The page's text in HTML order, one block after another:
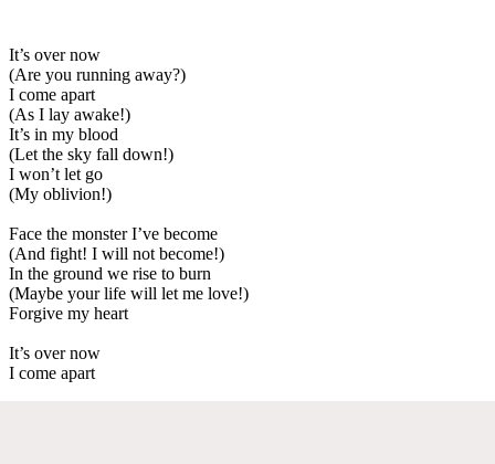
It’s over now
(Are you running away?)
I come apart
(As I lay awake!)
It’s in my blood
(Let the sky fall down!)
I won’t let go
(My oblivion!)
Face the monster I’ve become
(And fight! I will not become!)
In the ground we rise to burn
(Maybe your life will let me love!)
Forgive my heart
It’s over now
I come apart